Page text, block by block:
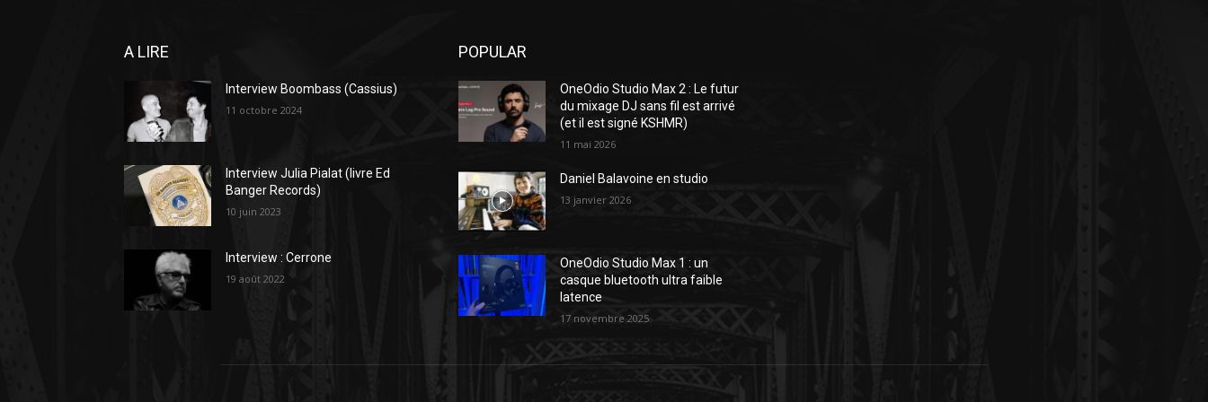
A LIRE
Interview Boombass (Cassius)
11 octobre 2024
Interview Julia Pialat (livre Ed
Banger Records)
10 juin 2023
Interview : Cerrone
19 août 2022
POPULAR
OneOdio Studio Max 2 : Le futur
du mixage DJ sans fil est arrivé
(et il est signé KSHMR)
11 mai 2026
Daniel Balavoine en studio
13 janvier 2026
OneOdio Studio Max 1 : un
casque bluetooth ultra faible
latence
17 novembre 2025